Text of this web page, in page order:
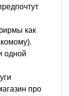
как
одной
про